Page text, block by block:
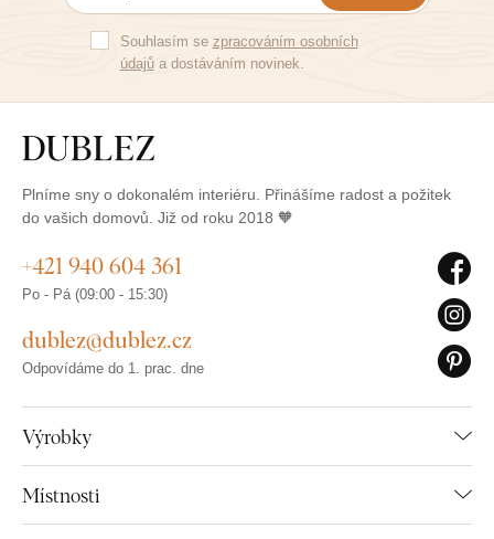
Souhlasím se zpracováním osobních
údajůa dostáváním novinek.
Plníme sny o dokonalém interiéru. Přinášíme radost a požitek
do vašich domovů. Již od roku 2018 🧡
Výrobky
Místnosti
+421 940 604 361
Po - Pá (09:00 - 15:30)
dublez@dublez.cz
Odpovídáme do 1. prac. dne